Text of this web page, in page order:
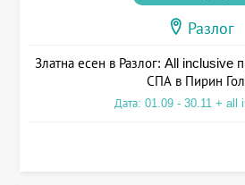
Разлог
Златна есен в Разлог: All inclusive
СПА в Пирин
Дата: 01.09 - 30.11 + all